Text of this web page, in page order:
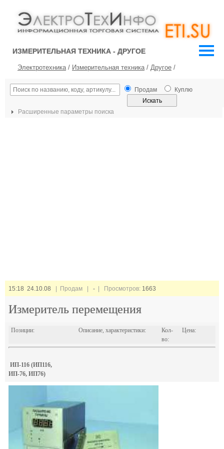
ИЗМЕРИТЕЛЬНАЯ ТЕХНИКА - ДРУГОЕ
Электротехника/ Измерительная техника/ Другое /
Продам Куплю
Расширенные параметры поиска
15:18 24.10.08 | Продам | - | Просмотров: 1663
Измеритель перемещения
Позиции: Описание, характеристики:
Кол-
во:
Цена:
ИП-116 (ИП116,
ИП-76, ИП76)